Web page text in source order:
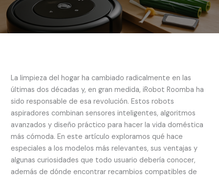
La limpieza del hogar ha cambiado radicalmente en las
últimas dos décadas y, en gran medida, iRobot Roomba ha
sido responsable de esa revolución. Estos robots
aspiradores combinan sensores inteligentes, algoritmos
avanzados y diseño práctico para hacer la vida doméstica
más cómoda. En este artículo exploramos qué hace
especiales a los modelos más relevantes, sus ventajas y
algunas curiosidades que todo usuario debería conocer,
además de dónde encontrar recambios compatibles de